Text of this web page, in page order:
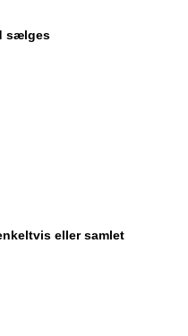
sælges
eller samlet